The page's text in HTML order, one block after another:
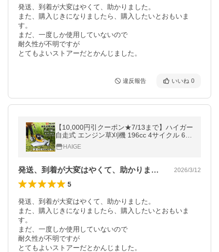
発送、到着が大変はやくて、助かりました。
また、購入じきになりましたら、購入したいとおもいま
す。
まだ、一度しか使用していないので
耐久性が不明ですが
とてもよいストアーだとかんじました。
違反報告 いいね 0
【10,000円引クーポン★7/13まで】ハイガー
自走式 エンジン草刈機 196cc 4サイクル 6馬
力 歩行型 刈払機 横排出 HG-CK165B 1年保
証 HAIGE
発送、到着が大変はやくて、助かりました… 2026/3/12
5
発送、到着が大変はやくて、助かりました。
また、購入じきになりましたら、購入したいとおもいま
す。
まだ、一度しか使用していないので
耐久性が不明ですが
とてもよいストアーだとかんじました。